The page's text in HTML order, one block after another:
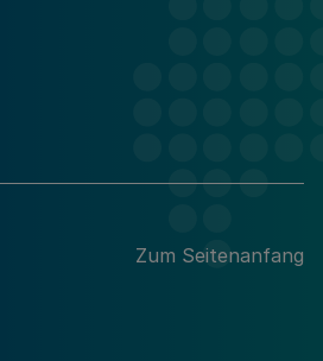
Zum Seitenanfang